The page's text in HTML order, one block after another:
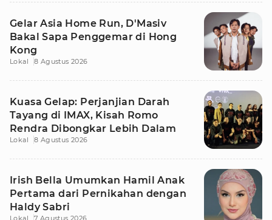
Gelar Asia Home Run, D'Masiv
Bakal Sapa Penggemar di Hong
Kong
Lokal 8 Agustus 2026
Kuasa Gelap: Perjanjian Darah
Tayang di IMAX, Kisah Romo
Rendra Dibongkar Lebih Dalam
Lokal 8 Agustus 2026
Irish Bella Umumkan Hamil Anak
Pertama dari Pernikahan dengan
Haldy Sabri
Lokal 7 Agustus 2026